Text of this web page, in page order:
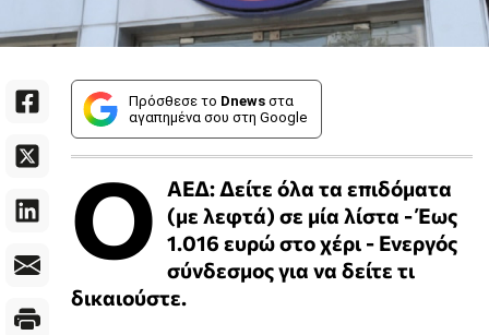
Πρόσθεσε το Dnews στα
αγαπημένα σου στη Google
Ο ΑΕΔ: Δείτε όλα τα επιδόματα
(με λεφτά) σε μία λίστα - Έως
1.016 ευρώ στο χέρι - Ενεργός
σύνδεσμος για να δείτε τι
δικαιούστε.